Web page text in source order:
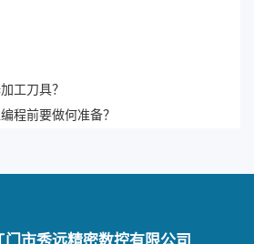
工刀具？
程前要做何准备？